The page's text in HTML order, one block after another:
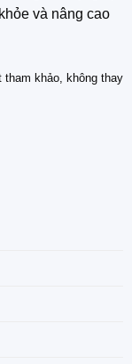
và nâng cao
tham khảo, không thay